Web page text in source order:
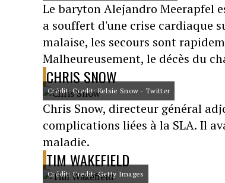
Le baryton Alejandro Meerapfel
a souffert d'une crise cardiaque
malaise, les secours sont
Malheureusement, le décès du
CHRIS SNOW
Crédit: Credit: Kelsie Snow - Twitter
Chris Snow, directeur général
complications liées à la SLA. Il
maladie.
TIM WAKEFIELD
Crédit: Credit: Getty Images